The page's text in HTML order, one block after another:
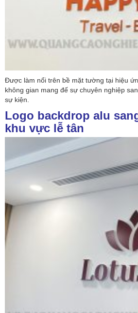
Được làm nổi trên bề mặt tường tại hiệu
không gian mang đế sự chuyên nghiệp
sự kiện.
Logo backdrop alu
khu vực lễ tân